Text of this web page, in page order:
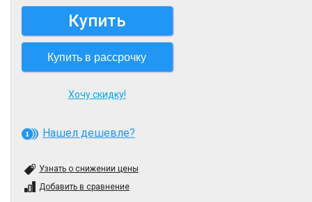
Купить
Купить в рассрочку
Хочу скидку!
Нашел дешевле?
Узнать о снижении цены
Добавить в сравнение